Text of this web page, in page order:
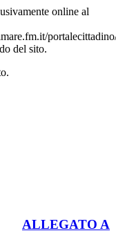
online al
del sito.
ALLEGATO A